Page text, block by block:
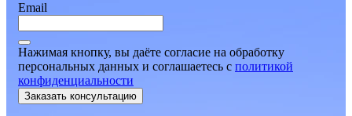
Email
Нажимая кнопку, вы даёте согласие на обработку
персональных данных и соглашаетесь c политикой
конфиденциальности
Заказать консультацию